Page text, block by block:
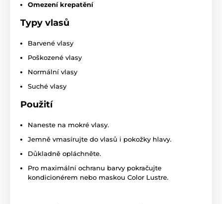
Omezení krepatění
Typy vlasů
Barvené vlasy
Poškozené vlasy
Normální vlasy
Suché vlasy
Použití
Naneste na mokré vlasy.
Jemně vmasírujte do vlasů i pokožky hlavy.
Důkladně opláchněte.
Pro maximální ochranu barvy pokračujte
kondicionérem nebo maskou Color Lustre.